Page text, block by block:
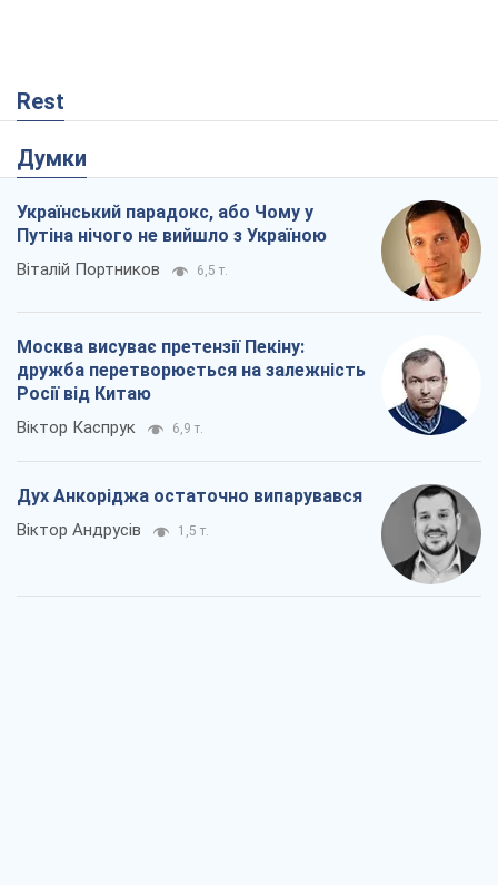
Rest
Думки
Український парадокс, або Чому у
Путіна нічого не вийшло з Україною
Віталій Портников 6,5 т.
Москва висуває претензії Пекіну:
дружба перетворюється на залежність
Росії від Китаю
Віктор Каспрук 6,9 т.
Дух Анкоріджа остаточно випарувався
Віктор Андрусів 1,5 т.